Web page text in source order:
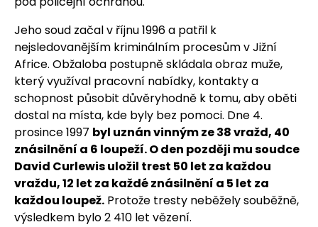
Jeho soud začal v říjnu 1996 a patřil k
nejsledovanějším kriminálním procesům v Jižní
Africe. Obžaloba postupně skládala obraz muže,
který využíval pracovní nabídky, kontakty a
schopnost působit důvěryhodně k tomu, aby oběti
dostal na místa, kde byly bez pomoci. Dne 4.
prosince 1997 byl uznán vinným ze 38 vražd, 40
znásilnění a 6 loupeží. O den později mu soudce
David Curlewis uložil trest 50 let za každou
vraždu, 12 let za každé znásilnění a 5 let za
každou loupež. Protože tresty neběžely souběžně,
výsledkem bylo 2 410 let vězení.